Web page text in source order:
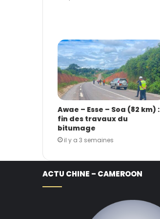
Awae – Esse – Soa (82 km) :
fin des travaux du
bitumage
il y a 3 semaines
ACTU CHINE – CAMEROON